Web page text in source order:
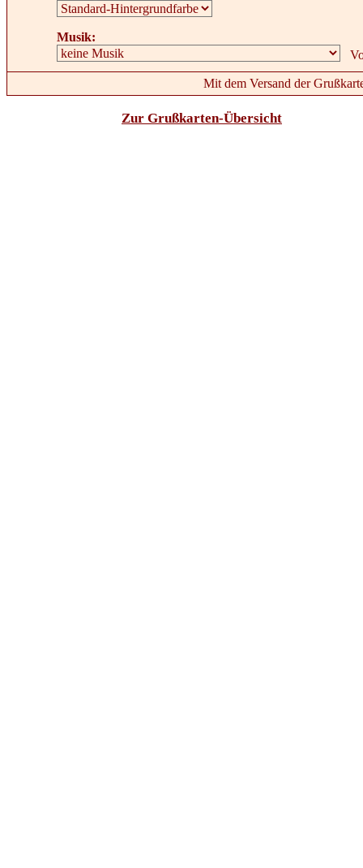
Musik:
Mit dem Versand der
Zur Grußkarten-Übersicht